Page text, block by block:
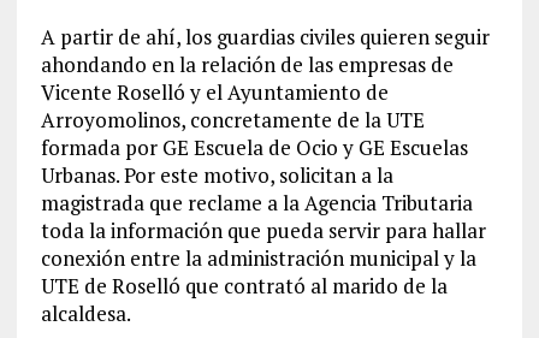
A partir de ahí, los guardias civiles quieren seguir
ahondando en la relación de las empresas de
Vicente Roselló y el Ayuntamiento de
Arroyomolinos, concretamente de la UTE
formada por GE Escuela de Ocio y GE Escuelas
Urbanas. Por este motivo, solicitan a la
magistrada que reclame a la Agencia Tributaria
toda la información que pueda servir para hallar
conexión entre la administración municipal y la
UTE de Roselló que contrató al marido de la
alcaldesa.